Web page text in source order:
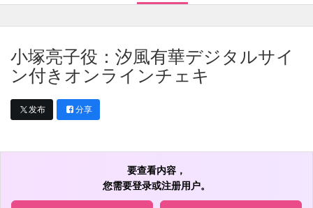
小塚亮子役：汐風有華デジタルサイ
ン付きオンラインチェキ
发布 分享
要查看内容，
您需要登录或注册用户。